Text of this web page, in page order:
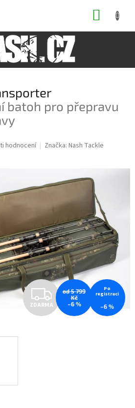
batoh pro přepravu
hodnocení Značka: Nash Tackle
Z
D
ZDARMA
od 5 799
Kč
–6 %
Po
registraci
–6 %